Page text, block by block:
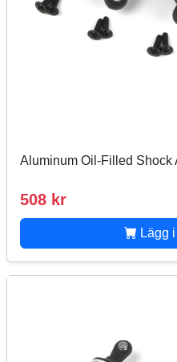
Aluminum Oil-Filled Shock
508 kr
Lägg